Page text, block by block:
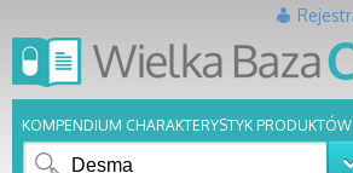
KOMPENDIUM CHARAKTERYSTYK